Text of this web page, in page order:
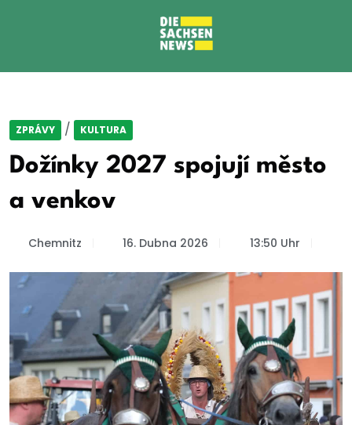
ZPRÁVY / KULTURA
Dožínky 2027 spojují město
a venkov
Chemnitz 16. Dubna 2026 13:50 Uhr